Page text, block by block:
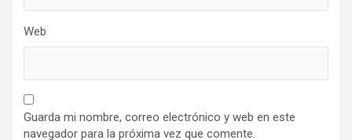
Web
Guarda mi nombre, correo electrónico y web en este
navegador para la próxima vez que comente.